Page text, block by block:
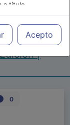
a título
de los
y decidir, en
a lasAcepto
Virtual
y
|
0